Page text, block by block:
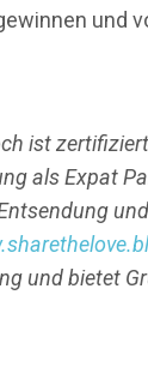
und
ist
als Expat
und bietet